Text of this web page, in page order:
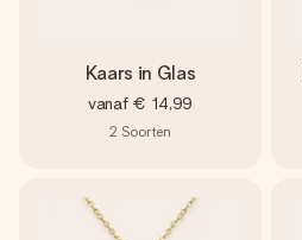
Kaars in Glas
vanaf € 14,99
2 Soorten